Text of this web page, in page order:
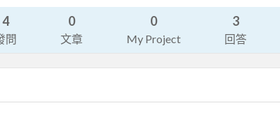
4
問
0
文章
0
My Project
3
回答